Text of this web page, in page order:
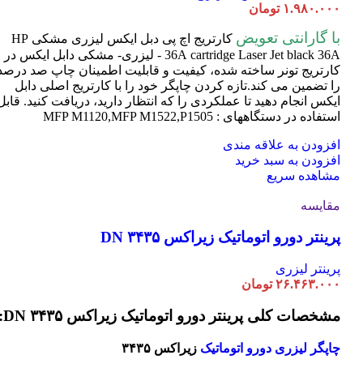
۱.۹۸۰.۰۰۰ تومان
با گارانتی تعویض
کارتریج اچ پی دبل ایکس لیزری مشکی HP
36A cartridge Laser
Jet black 36A - لیزری- مشکی دابل ایکس در
کارتریج تونر ساخته شده، کیفیت و قابلیت اطمینان چاپ صد
را تضمین می کند.تازه کردن چاپگر خود را با کارتریج اصلی دابل
ایکس انجام دهید تا عملکردی را که انتظار دارید، دریافت کنید.
استفاده در دستگاههای : MFP M1120,MFP M1522,P1505
افزودن به علاقه مندی
افزودن به سبد خرید
مشاهده سریع
مقایسه
پرینتر دورو اتوماتیک زیراکس DN ۳۴۳۵
پرینتر لیزری
۲۶.۴۶۳.۰۰۰ تومان
مشخصات کلی پرینتر دورو اتوماتیک زیراکس DN ۳۴۳۵:
چاپگر لیزری دورو اتوماتیک زیراکس ۳۴۳۵